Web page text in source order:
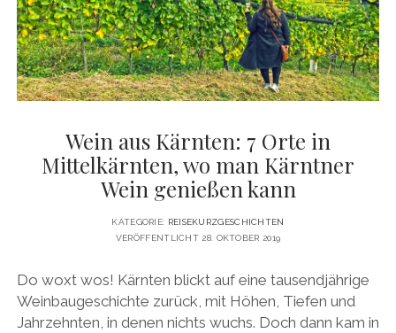
Wein aus Kärnten: 7 Orte in
Mittelkärnten, wo man Kärntner
Wein genießen kann
KATEGORIE: REISEKURZGESCHICHTEN
VERÖFFENTLICHT 28. OKTOBER 2019
Do woxt wos! Kärnten blickt auf eine tausendjährige
Weinbaugeschichte zurück, mit Höhen, Tiefen und
Jahrzehnten, in denen nichts wuchs. Doch dann kam in